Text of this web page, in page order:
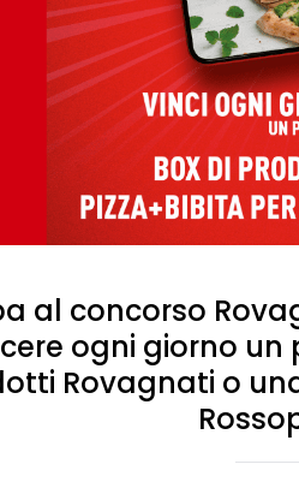
al concorso
ogni giorno
Rovagnati o